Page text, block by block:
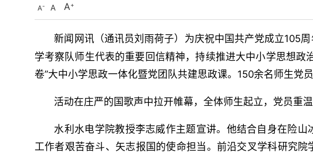
A A A
新闻网讯（通讯员刘雨荷子） 为庆祝中国共产党成立105
学考察队师生代表的重要回信精神，持续推进大中小学思想
卷”大中小学思政一体化暨党团队共建思政课。150余名师生党
活动在庄严的国歌声中拉开帷幕，全体师生起立，党员重温
水利水电学院教授李志威作主题宣讲。他结合自身在险
工作者艰苦奋斗、矢志报国的使命担当。 前沿交叉学科研究院